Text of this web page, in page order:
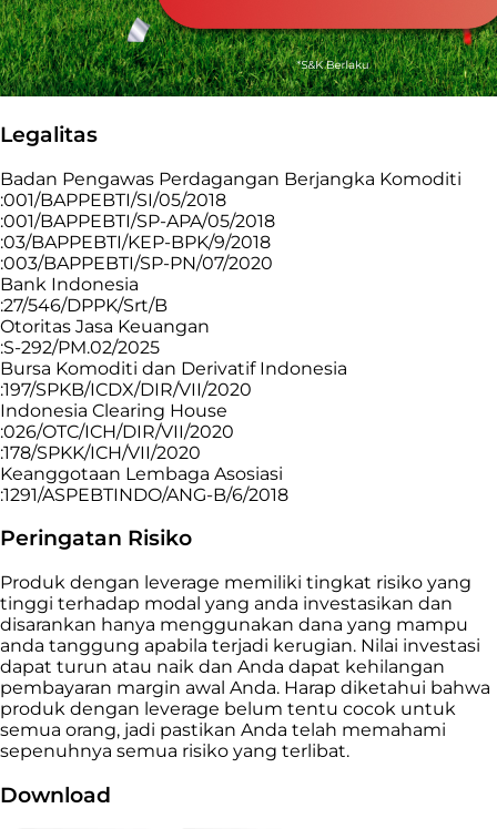
Legalitas
Badan Pengawas Perdagangan Berjangka Komoditi
:001/BAPPEBTI/SI/05/2018
:001/BAPPEBTI/SP-APA/05/2018
:03/BAPPEBTI/KEP-BPK/9/2018
:003/BAPPEBTI/SP-PN/07/2020
Bank Indonesia
:27/546/DPPK/Srt/B
Otoritas Jasa Keuangan
:S-292/PM.02/2025
Bursa Komoditi dan Derivatif Indonesia
:197/SPKB/ICDX/DIR/VII/2020
Indonesia Clearing House
:026/OTC/ICH/DIR/VII/2020
:178/SPKK/ICH/VII/2020
Keanggotaan Lembaga Asosiasi
:1291/ASPEBTINDO/ANG-B/6/2018
Peringatan Risiko
Produk dengan leverage memiliki tingkat risiko yang
tinggi terhadap modal yang anda investasikan dan
disarankan hanya menggunakan dana yang mampu
anda tanggung apabila terjadi kerugian. Nilai investasi
dapat turun atau naik dan Anda dapat kehilangan
pembayaran margin awal Anda. Harap diketahui bahwa
produk dengan leverage belum tentu cocok untuk
semua orang, jadi pastikan Anda telah memahami
sepenuhnya semua risiko yang terlibat.
Download